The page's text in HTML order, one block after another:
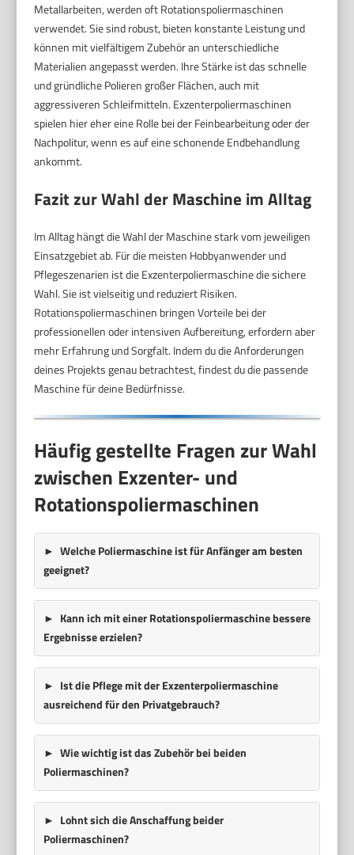
Metallarbeiten, werden oft Rotationspoliermaschinen
verwendet. Sie sind robust, bieten konstante Leistung und
können mit vielfältigem Zubehör an unterschiedliche
Materialien angepasst werden. Ihre Stärke ist das schnelle
und gründliche Polieren großer Flächen, auch mit
aggressiveren Schleifmitteln. Exzenterpoliermaschinen
spielen hier eher eine Rolle bei der Feinbearbeitung oder der
Nachpolitur, wenn es auf eine schonende Endbehandlung
ankommt.
Fazit zur Wahl der Maschine im Alltag
Im Alltag hängt die Wahl der Maschine stark vom jeweiligen
Einsatzgebiet ab. Für die meisten Hobbyanwender und
Pflegeszenarien ist die Exzenterpoliermaschine die sichere
Wahl. Sie ist vielseitig und reduziert Risiken.
Rotationspoliermaschinen bringen Vorteile bei der
professionellen oder intensiven Aufbereitung, erfordern aber
mehr Erfahrung und Sorgfalt. Indem du die Anforderungen
deines Projekts genau betrachtest, findest du die passende
Maschine für deine Bedürfnisse.
Häufig gestellte Fragen zur Wahl
zwischen Exzenter- und
Rotationspoliermaschinen
Welche Poliermaschine ist für Anfänger am besten
geeignet?
Kann ich mit einer Rotationspoliermaschine bessere
Ergebnisse erzielen?
Ist die Pflege mit der Exzenterpoliermaschine
ausreichend für den Privatgebrauch?
Wie wichtig ist das Zubehör bei beiden
Poliermaschinen?
Lohnt sich die Anschaffung beider
Poliermaschinen?